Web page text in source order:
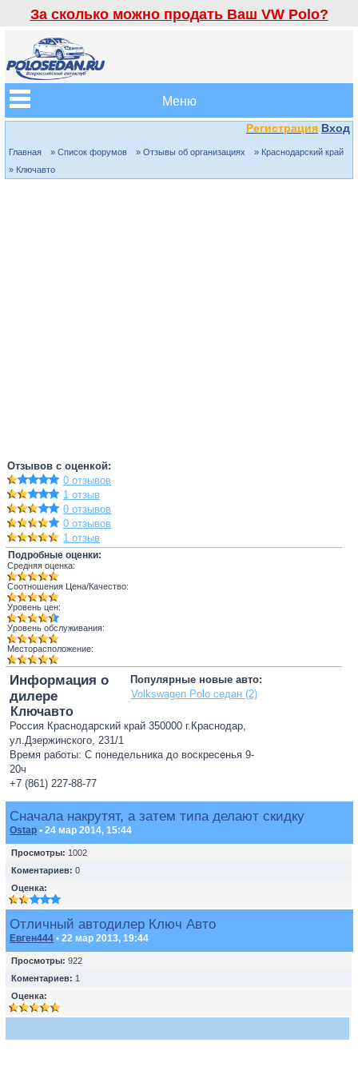
За сколько можно продать Ваш VW Polo?
Меню
Регистрация Вход
Главная » Список форумов » Отзывы об организациях
» Краснодарский край
» Ключавто
Отзывов с оценкой:
0 отзывов
1 отзыв
0 отзывов
0 отзывов
1 отзыв
Подробные оценки:
Средняя оценка:
Соотношения Цена/Качество:
Уровень цен:
Уровень обслуживания:
Месторасположение:
Популярные новые авто:
Volkswagen Polo седан (2)
Информация о
дилере
Ключавто
Россия Краснодарский край 350000 г.Краснодар,
ул.Дзержинского, 231/1
Время работы: С понедельника до воскресенья 9-
20ч
+7 (861) 227-88-77
Сначала накрутят, а затем типа делают скидку
Ostap • 24 мар 2014, 15:44
Просмотры: 1002
Коментариев: 0
Оценка:
Отличный автодилер Ключ Авто
Евген444 • 22 мар 2013, 19:44
Просмотры: 922
Коментариев: 1
Оценка: